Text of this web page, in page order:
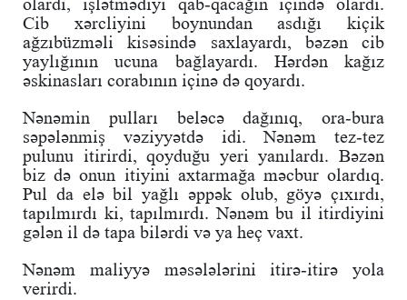
Cib xərcliyini boynundan asdığı kiçik
ağzıbüzməli kisəsində saxlayardı, bəzən cib
yaylığının ucuna bağlayardı. Hərdən kağız
əskinasları corabının içinə də qoyardı.
Nənəmin pulları beləcə dağınıq, ora-bura
səpələnmiş vəziyyətdə idi. Nənəm tez-tez
pulunu itirirdi, qoyduğu yeri yanılardı. Bəzən
biz də onun itiyini axtarmağa məcbur olardıq.
Pul da elə bil yağlı əppək olub, göyə çıxırdı,
tapılmırdı ki, tapılmırdı. Nənəm bu il itirdiyini
gələn il də tapa bilərdi və ya heç vaxt.
Nənəm maliyyə məsələlərini itirə-itirə yola
verirdi.